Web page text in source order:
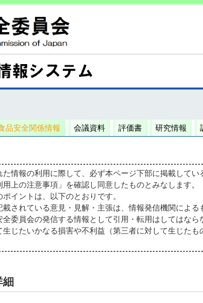
品安全関係情報 会議資料 評価書 研究情報
情報の利用に際して、必ず本ページ下部に掲載してい
上の注意事項」を確認し同意したものとみなします。
イントは、以下のとおりです。
載されている意見・見解・主張は、情報発信機関によ
全委員会の発信する情報として引用・転用はしてはなら
生じたいかなる損害や不利益（第三者に対して生じた